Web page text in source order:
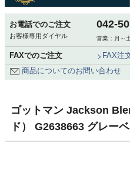
お電話でのご注文
お客様専用ダイヤル
042-
営業：月～
FAXでのご注文
FAX注
商品についてのお問い合わせ
ゴットマン Jackson
ド） G2638663 グレー